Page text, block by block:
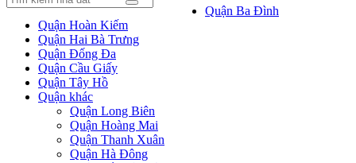
Quận Ba Đình
Quận Hoàn Kiếm
Quận Hai Bà Trưng
Quận Đống Đa
Quận Cầu Giấy
Quận Tây Hồ
Quận khác
Quận Long Biên
Quận Hoàng Mai
Quận Thanh Xuân
Quận Hà Đông